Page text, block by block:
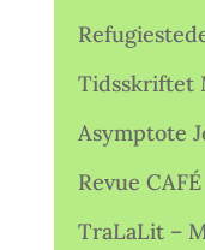
Tidsskriftet
Asymptote
Revue CAFÉ
TraLaLit –